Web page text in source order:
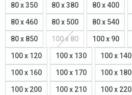
80 x 350 80 x 380 80 x 400
80 x 460 80 x 500 80 x 540
80 x 850 100 x 80 100 x 90
100 x 120 100 x 130 100 x 140
100 x 160 100 x 170 100 x 180
100 x 200 100 x 210 100 x 220